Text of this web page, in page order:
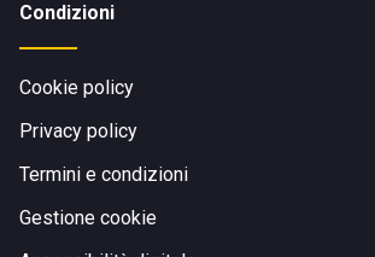
Condizioni
Cookie policy
Privacy policy
Termini e condizioni
Gestione cookie